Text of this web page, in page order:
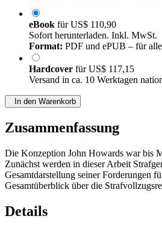
eBook fürUS$ 110,90
Sofort herunterladen. Inkl. MwSt.
Format: PDF und ePUB – für
Hardcover fürUS$ 117,15
Versand in ca. 10 Werktagen
In den Warenkorb
Zusammenfassung
Die Konzeption John Howards war bis
Zunächst werden in dieser Arbeit
Gesamtdarstellung seiner Forderungen
Gesamtüberblick über die
Details